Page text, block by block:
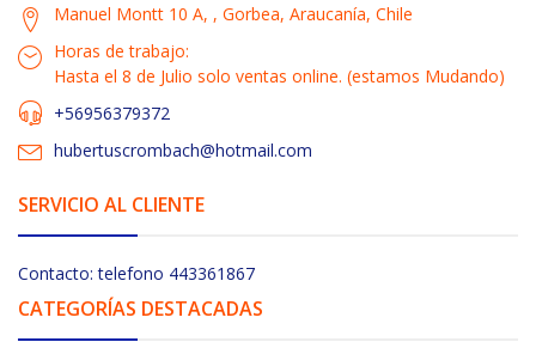
Manuel Montt 10 A, , Gorbea, Araucanía, Chile
Horas de trabajo:
Hasta el 8 de Julio solo ventas online. (estamos Mudando)
+56956379372
hubertuscrombach@hotmail.com
SERVICIO AL CLIENTE
Contacto: telefono 443361867
CATEGORÍAS DESTACADAS